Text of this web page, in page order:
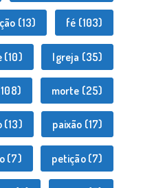
(13) fé (103)
(10) Igreja (35)
morte (25)
(13) paixão (17)
(7) petição(7)